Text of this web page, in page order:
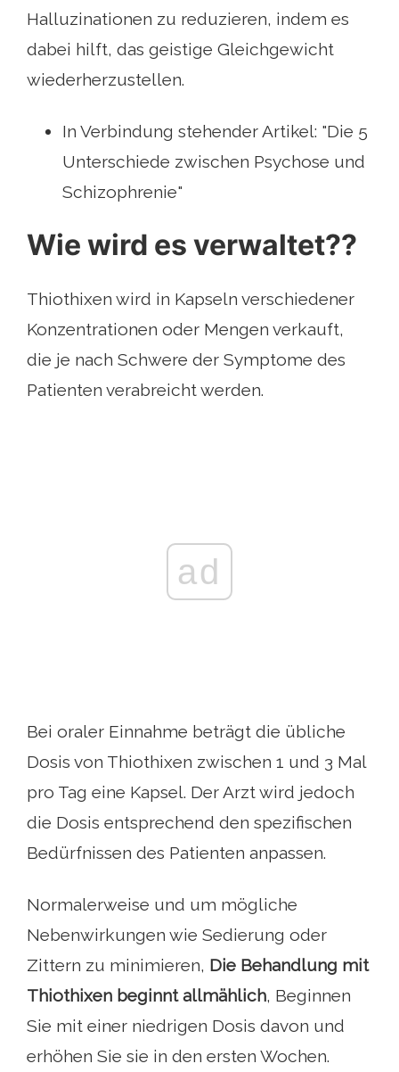
Halluzinationen zu reduzieren, indem es
dabei hilft, das geistige Gleichgewicht
wiederherzustellen.
In Verbindung stehender Artikel: "Die 5
Unterschiede zwischen Psychose und
Schizophrenie"
Wie wird es verwaltet??
Thiothixen wird in Kapseln verschiedener
Konzentrationen oder Mengen verkauft,
die je nach Schwere der Symptome des
Patienten verabreicht werden.
ad
Bei oraler Einnahme beträgt die übliche
Dosis von Thiothixen zwischen 1 und 3 Mal
pro Tag eine Kapsel. Der Arzt wird jedoch
die Dosis entsprechend den spezifischen
Bedürfnissen des Patienten anpassen.
Normalerweise und um mögliche
Nebenwirkungen wie Sedierung oder
Zittern zu minimieren, Die Behandlung mit
Thiothixen beginnt allmählich, Beginnen
Sie mit einer niedrigen Dosis davon und
erhöhen Sie sie in den ersten Wochen.